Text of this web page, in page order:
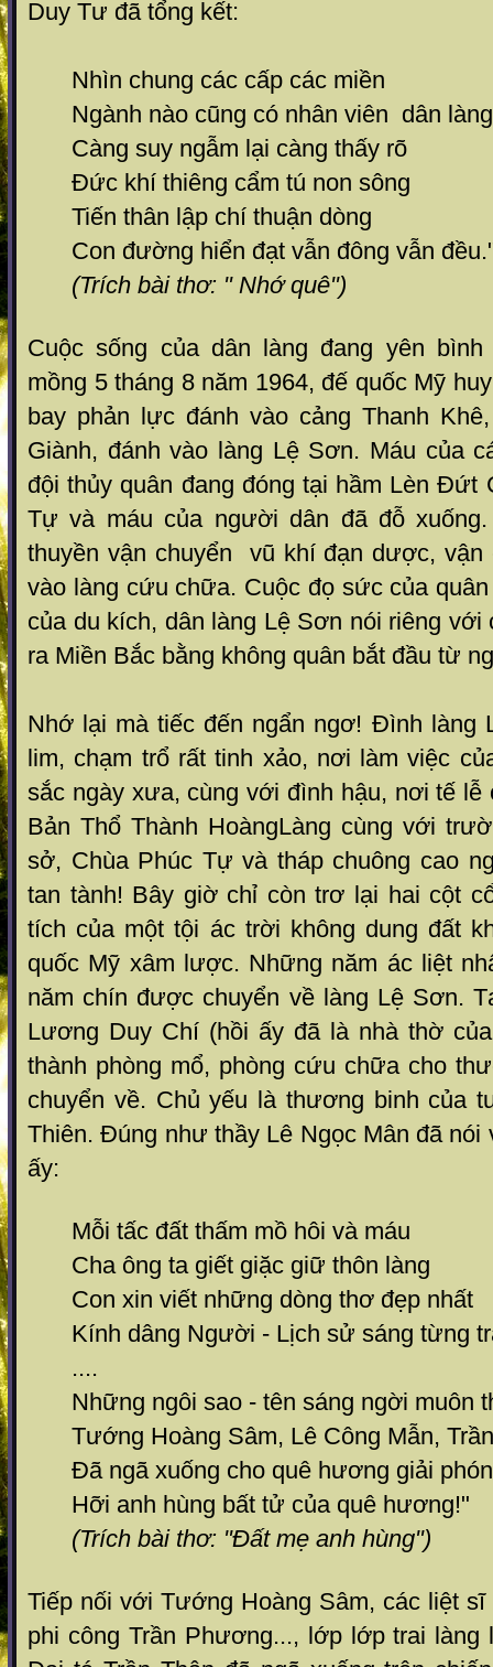
Duy Tư đã tổng kết:
Nhìn chung các cấp các miền
Ngành nào cũng có nhân viên dân làng
Càng suy ngẫm lại càng thấy rõ
Đức khí thiêng cẩm tú non sông
Tiến thân lập chí thuận dòng
Con đường hiển đạt vẫn đông vẫn
(Trích bài thơ: " Nhớ quê")
Cuộc sống của dân làng đang yên
mồng 5 tháng 8 năm 1964, đế quốc Mỹ
bay phản lực đánh vào cảng Thanh
Giành, đánh vào làng Lệ Sơn. Máu của
đội thủy quân đang đóng tại hầm Lèn Đứt
Tự và máu của người dân đã đỗ
thuyền vận chuyển vũ khí đạn dược, vận
vào làng cứu chữa. Cuộc đọ sức của
của du kích, dân làng Lệ Sơn nói riêng với
ra Miền Bắc bằng không quân bắt đầu từ
Nhớ lại mà tiếc đến ngẩn ngơ! Đình làng
lim, chạm trổ rất tinh xảo, nơi làm việc
sắc ngày xưa, cùng với đình hậu, nơi tế lễ
Bản Thổ Thành HoàngLàng cùng với
sở, Chùa Phúc Tự và tháp chuông cao
tan tành! Bây giờ chỉ còn trơ lại hai cột
tích của một tội ác trời không dung đất
quốc Mỹ xâm lược. Những năm ác liệt
năm chín được chuyển về làng Lệ Sơn.
Lương Duy Chí (hồi ấy đã là nhà thờ
thành phòng mổ, phòng cứu chữa cho
chuyển về. Chủ yếu là thương binh của
Thiên. Đúng như thầy Lê Ngọc Mân đã nói
ấy:
Mỗi tấc đất thấm mồ hôi và máu
Cha ông ta giết giặc giữ thôn làng
Con xin viết những dòng thơ đẹp nhất
Kính dâng Người - Lịch sử sáng từng
....
Những ngôi sao - tên sáng ngời muôn
Tướng Hoàng Sâm, Lê Công Mẫn,
Đã ngã xuống cho quê hương giải
Hỡi anh hùng bất tử của quê hương!"
(Trích bài thơ: "Đất mẹ anh hùng")
Tiếp nối với Tướng Hoàng Sâm, các liệt
phi công Trần Phương..., lớp lớp trai làng